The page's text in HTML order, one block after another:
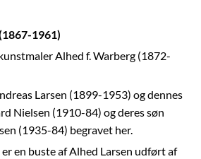
1961)
Alhed f. Warberg (1872-
Larsen (1899-1953) og dennes
Nielsen (1910-84) og deres søn
(1935-84) begravet her.
en buste af Alhed Larsen udført af